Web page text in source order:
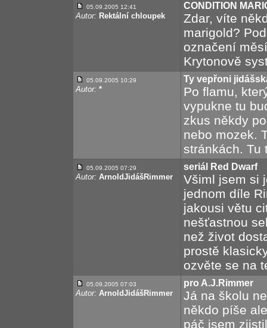
05.09.2005 12:41
Autor: Rektální chloupek
CONDITION
Zdar, víte
marigold?
označení
Krytonově
05.09.2005 10:29
Autor: *
Ty vepřoni
Po flamu,
vypukne tu
zkus někdy
nebo mozek.
stránkách. Tu
05.09.2005 07:29
Autor: ArnoldJidášRimmer
seriál Red Dwarf
Všiml jsem si
jednom díle
jakousi větu
nešťastnou
než život
prostě
ozvěte se na
05.09.2005 07:03
Autor: ArnoldJidášRimmer
pro A.J.Rimmer
Já na školu
někdo píše
páč jsem